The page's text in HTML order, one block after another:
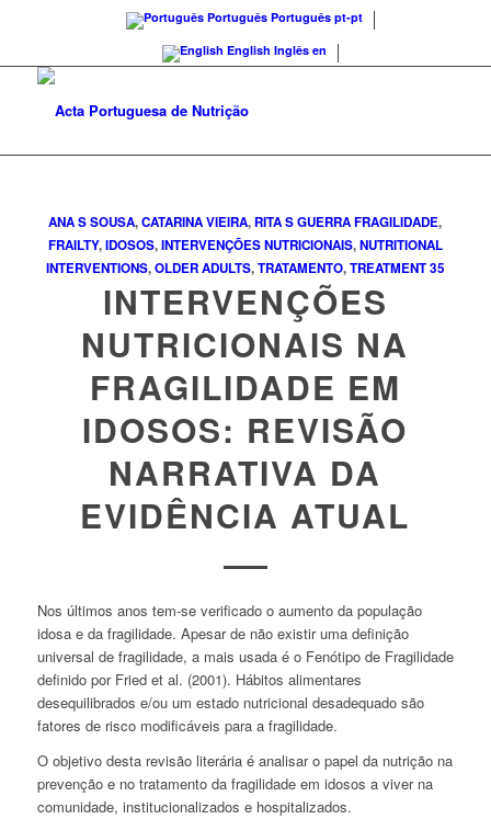
Português Português pt-pt
English Inglês en
ANA S SOUSA,CATARINA VIEIRA, RITA S GUERRA FRAGILIDADE,
FRAILTY,IDOSOS,INTERVENÇÕES NUTRICIONAIS,NUTRITIONAL
INTERVENTIONS,OLDER ADULTS,TRATAMENTO,TREATMENT35
INTERVENÇÕES
NUTRICIONAIS NA
FRAGILIDADE EM
IDOSOS: REVISÃO
NARRATIVA DA
EVIDÊNCIA ATUAL
Nos últimos anos tem-se verificado o aumento da população
idosa e da fragilidade. Apesar de não existir uma definição
universal de fragilidade, a mais usada é o Fenótipo de Fragilidade
definido por Fried et al. (2001). Hábitos alimentares
desequilibrados e/ou um estado nutricional desadequado são
fatores de risco modificáveis para a fragilidade.
O objetivo desta revisão literária é analisar o papel da nutrição na
prevenção e no tratamento da fragilidade em idosos a viver na
comunidade, institucionalizados e hospitalizados.